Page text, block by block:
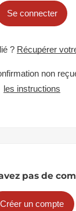
Se connecter
? Récupérer
non
les instructions
pas de
Créer un compte